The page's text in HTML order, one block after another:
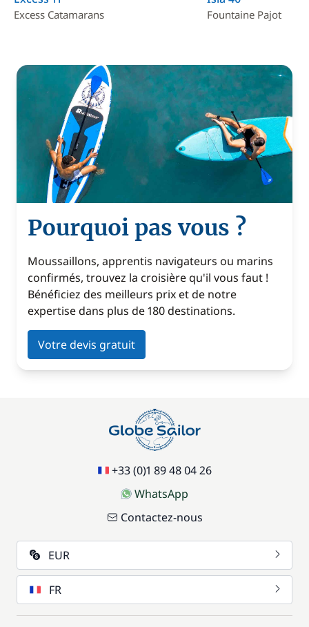
Excess Catamarans Fountaine Pajot
Pourquoi pas vous ?
Moussaillons, apprentis navigateurs ou marins
confirmés, trouvez la croisière qu'il vous faut !
Bénéficiez des meilleurs prix et de notre
expertise dans plus de 180 destinations.
Votre devis gratuit
+33 (0)1 89 48 04 26
WhatsApp
Contactez-nous
EUR
FR